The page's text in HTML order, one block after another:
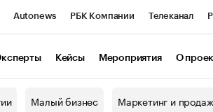
Autonews РБК Компании Телеканал
Кейсы Мероприятия О
Малый бизнес Маркетинг и